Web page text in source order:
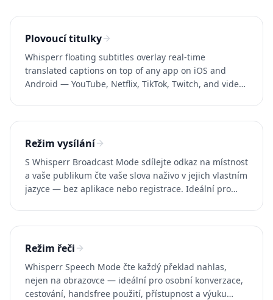
Plovoucí titulky
Whisperr floating subtitles overlay real-time
translated captions on top of any app on iOS and
Android — YouTube, Netflix, TikTok, Twitch, and video
Režim vysílání
S Whisperr Broadcast Mode sdílejte odkaz na místnost
a vaše publikum čte vaše slova naživo v jejich vlastním
jazyce — bez aplikace nebo registrace. Ideální pro
Režim řeči
Whisperr Speech Mode čte každý překlad nahlas,
nejen na obrazovce — ideální pro osobní konverzace,
cestování, handsfree použití, přístupnost a výuku